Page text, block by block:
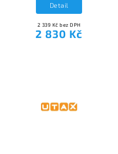
2 339 Kč bez DPH
2 830 Kč
Detail